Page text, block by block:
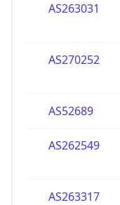
AS263031
AS270252
AS52689
AS262549
AS263317